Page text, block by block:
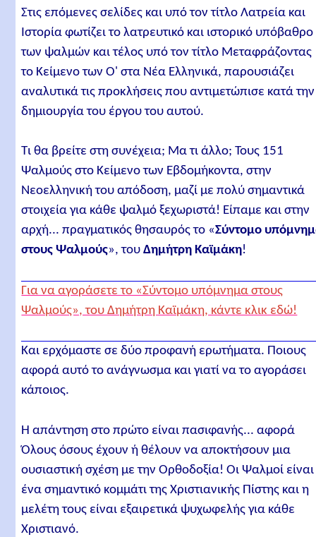
Στις επόμενες σελίδες και υπό τον τίτλο Λατρεία και
Ιστορία φωτίζει το λατρευτικό και ιστορικό υπόβαθρο
των ψαλμών και τέλος υπό τον τίτλο Μεταφράζοντας
το Κείμενο των Ο' στα Νέα Ελληνικά, παρουσιάζει
αναλυτικά τις προκλήσεις που αντιμετώπισε κατά την
δημιουργία του έργου του αυτού.
Τι θα βρείτε στη συνέχεια; Μα τι άλλο; Τους 151
Ψαλμούς στο Κείμενο των Εβδομήκοντα, στην
Νεοελληνική του απόδοση, μαζί με πολύ σημαντικά
στοιχεία για κάθε ψαλμό ξεχωριστά! Είπαμε και στην
αρχή... πραγματικός θησαυρός το «Σύντομο
στους Ψαλμούς», τουΔημήτρη Καϊμάκη!
Για να αγοράσετε το «Σύντομο υπόμνημα στους
Ψαλμούς», του Δημήτρη Καϊμάκη, κάντε κλικ εδώ!
Και ερχόμαστε σε δύο προφανή ερωτήματα. Ποιους
αφορά αυτό το ανάγνωσμα και γιατί να το αγοράσει
κάποιος.
Η απάντηση στο πρώτο είναι πασιφανής... αφορά
Όλους όσους έχουν ή θέλουν να αποκτήσουν μια
ουσιαστική σχέση με την Ορθοδοξία! Οι Ψαλμοί είναι
ένα σημαντικό κομμάτι της Χριστιανικής Πίστης και η
μελέτη τους είναι εξαιρετικά ψυχωφελής για κάθε
Χριστιανό.